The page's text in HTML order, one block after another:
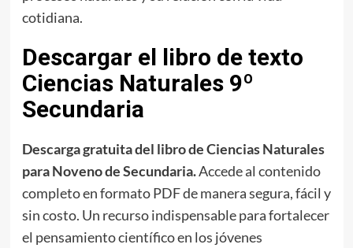
cotidiana.
Descargar el libro de texto
Ciencias Naturales 9º
Secundaria
Descarga gratuita del libro de Ciencias Naturales
para Noveno de Secundaria.Accede al contenido
completo en formato PDF de manera segura, fácil y
sin costo. Un recurso indispensable para fortalecer
el pensamiento científico en los jóvenes